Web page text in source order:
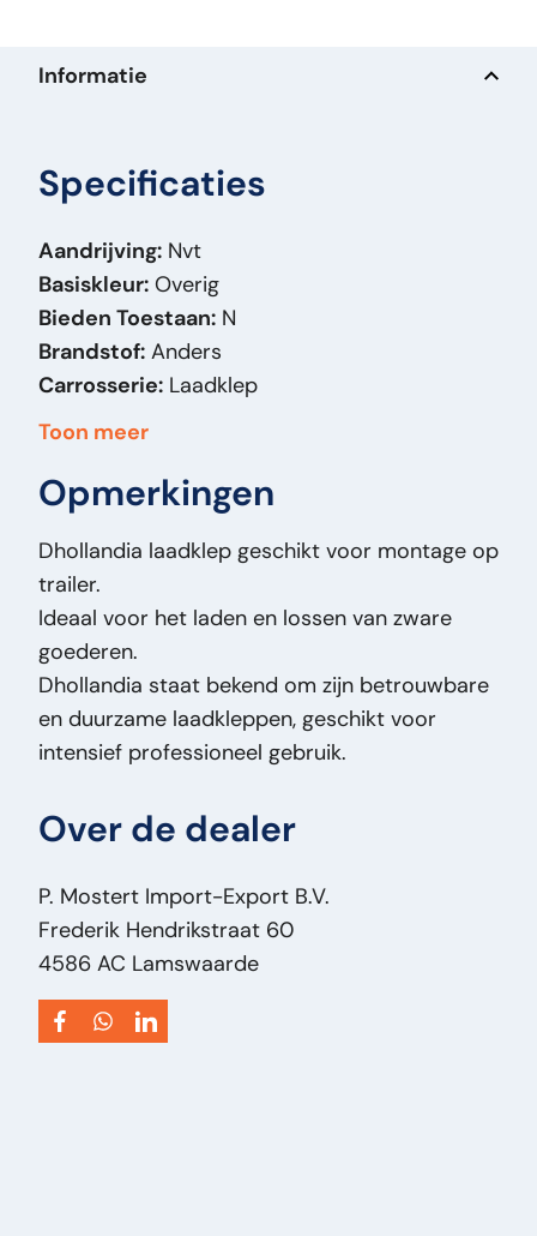
Informatie
Specificaties
Aandrijving: Nvt
Basiskleur: Overig
Bieden Toestaan: N
Brandstof: Anders
Carrosserie: Laadklep
Massa (kg):
Model Orig:Tail lift
Prijstype:
VastePrijs
Staat Algemeen:Goed
Staat Optisch:
Staat Technisch:Goed
Titel:Dhollandia Tail lift Dhollandia - Laadklep
– Hydraulische Laadklep – Tail Lift – Trailer
PM2620
Toevoeging:Dhollandia - Laadklep –
Type:Tail lift
Voertuigsoort:Onderdeel
Toon meer
Opmerkingen
Dhollandia laadklep geschikt voor montage op
trailer.
Ideaal voor het laden en lossen van zware
goederen.
Dhollandia staat bekend om zijn betrouwbare
en duurzame laadkleppen, geschikt voor
intensief professioneel gebruik.
Over de dealer
P. Mostert Import-Export B.V.
Frederik Hendrikstraat 60
4586 AC Lamswaarde